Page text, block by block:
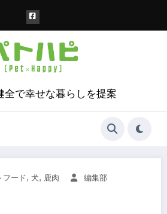
全で幸せな暮らしを提案
フード, 犬, 鹿肉 編集部